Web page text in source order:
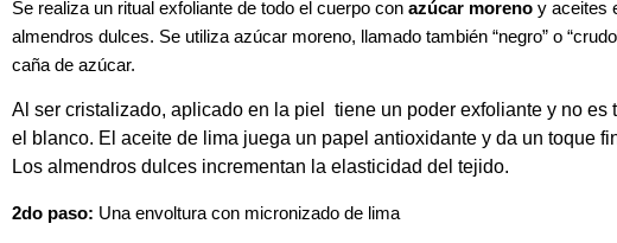
Se realiza un ritual exfoliante de todo el cuerpo con azúcar moreno y aceites
almendros dulces. Se utiliza azúcar moreno, llamado también “negro” o
caña de azúcar.
Al ser cristalizado, aplicado en la piel tiene un poder exfoliante y no es
el blanco. El aceite de lima juega un papel antioxidante y da un toque
Los almendros dulces incrementan la elasticidad del tejido.
2do paso: Una envoltura con micronizado de lima